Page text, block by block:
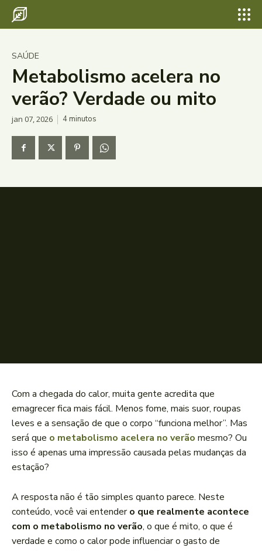
SAÚDE
Metabolismo acelera no
verão? Verdade ou mito
jan 07, 2026 4minutos
Com a chegada do calor, muita gente acredita que
emagrecer fica mais fácil. Menos fome, mais suor, roupas
leves e a sensação de que o corpo “funciona melhor”. Mas
será que o metabolismo acelera no verão mesmo? Ou
isso é apenas uma impressão causada pelas mudanças da
estação?
A resposta não é tão simples quanto parece. Neste
conteúdo, você vai entendero que realmente acontece
com o metabolismo no verão, o que é mito, o que é
verdade e como o calor pode influenciar o gasto de